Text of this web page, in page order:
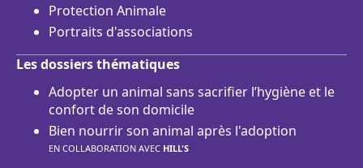
Protection Animale
Portraits d'associations
Les dossiers thématiques
Adopter un animal sans sacrifier l’hygiène et le
confort de son domicile
Bien nourrir son animal après l'adoption
EN COLLABORATION AVEC HILL'S